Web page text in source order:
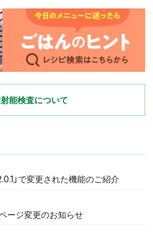
能検査について
」で変更された機能のご紹介
ージ変更のお知らせ